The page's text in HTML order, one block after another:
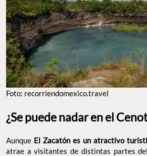
Foto: recorriendomexico.travel
¿Se puede nadar en el
Aunque El Zacatón es un atractivo
atrae a visitantes de distintas partes